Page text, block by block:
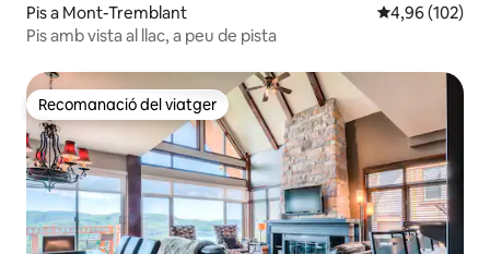
Pis a Mont-Tremblant 4,96 de
4,96 (102)
Pis amb vista al llac, a peu de pista
Recomanació del viatger
Recomanació del viatger